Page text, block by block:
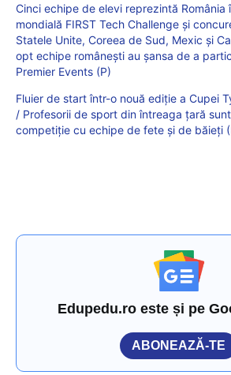
Cinci echipe de elevi reprezintă România
mondială FIRST Tech Challenge și
Statele Unite, Coreea de Sud, Mexic și
opt echipe românești au șansa de a
Premier Events (P)
Fluier de start într-o nouă ediție a Cupei
/ Profesorii de sport din întreaga țară
competiție cu echipe de fete și de băieți
Edupedu.ro este și pe
ABONEAZĂ-TE